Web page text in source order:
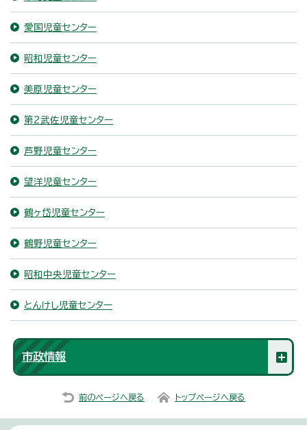
愛国児童センター
昭和児童センター
美原児童センター
第2武佐児童センター
芦野児童センター
望洋児童センター
鶴ヶ岱児童センター
鶴野児童センター
昭和中央児童センター
とんけし児童センター
市政情報
前のページへ戻る トップページへ戻る